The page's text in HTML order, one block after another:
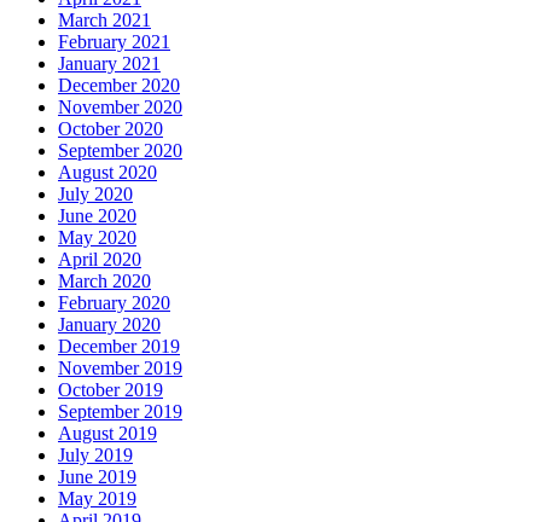
March 2021
February 2021
January 2021
December 2020
November 2020
October 2020
September 2020
August 2020
July 2020
June 2020
May 2020
April 2020
March 2020
February 2020
January 2020
December 2019
November 2019
October 2019
September 2019
August 2019
July 2019
June 2019
May 2019